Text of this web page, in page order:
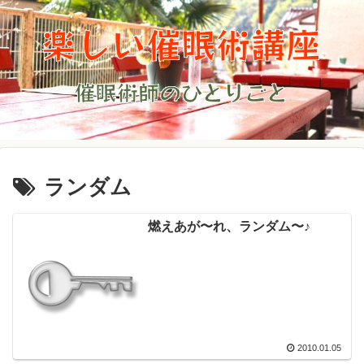
ランダム
燃えあが〜れ、ランダム〜♪
2010.01.05